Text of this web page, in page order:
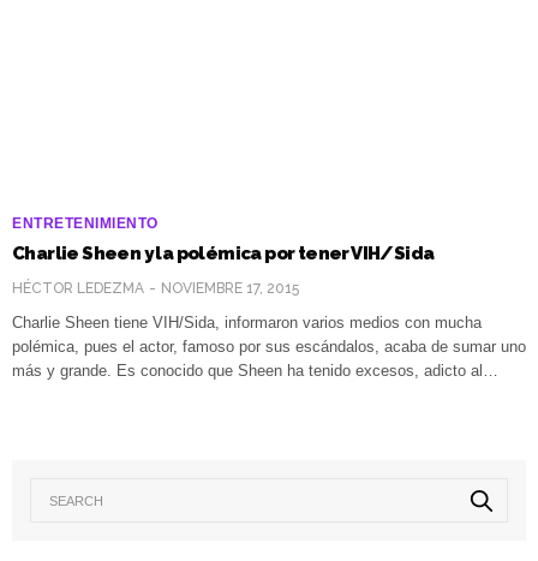
ENTRETENIMIENTO
Charlie Sheen y la polémica por tener VIH/Sida
HÉCTOR LEDEZMA NOVIEMBRE 17, 2015
Charlie Sheen tiene VIH/Sida, informaron varios medios con mucha
polémica, pues el actor, famoso por sus escándalos, acaba de sumar uno
más y grande. Es conocido que Sheen ha tenido excesos, adicto al…